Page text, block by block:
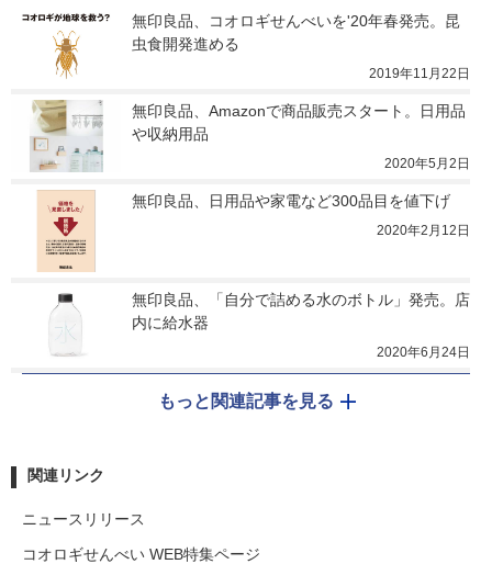
無印良品、コオロギせんべいを'20年春発売。昆
虫食開発進める
2019年11月22日
無印良品、Amazonで商品販売スタート。日用品
や収納用品
2020年5月2日
無印良品、日用品や家電など300品目を値下げ
2020年2月12日
無印良品、「自分で詰める水のボトル」発売。店
内に給水器
2020年6月24日
もっと関連記事を見る
関連リンク
ニュースリリース
コオロギせんべい WEB特集ページ